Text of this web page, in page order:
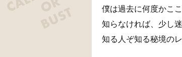
僕は過去に何度かこ
知らなければ、少し
知る人ぞ知る秘境の